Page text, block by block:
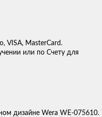
VISA, MasterCard.
или по Счету для
дизайне Wera WE-075610.